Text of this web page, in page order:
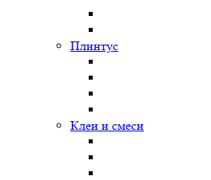
Плинтус
Клеи и смеси